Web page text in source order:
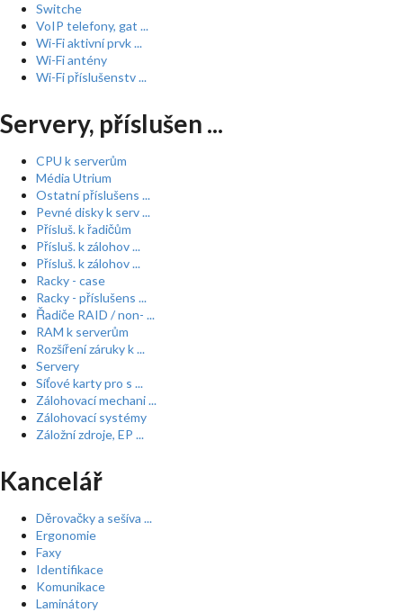
Switche
VoIP telefony, gat ...
Wi-Fi aktivní prvk ...
Wi-Fi antény
Wi-Fi příslušenstv ...
Servery, příslušen ...
CPU k serverům
Média Utrium
Ostatní příslušens ...
Pevné disky k serv ...
Přísluš. k řadičům
Přísluš. k zálohov ...
Přísluš. k zálohov ...
Racky - case
Racky - příslušens ...
Řadiče RAID / non- ...
RAM k serverům
Rozšíření záruky k ...
Servery
Síťové karty pro s ...
Zálohovací mechani ...
Zálohovací systémy
Záložní zdroje, EP ...
Kancelář
Děrovačky a sešíva ...
Ergonomie
Faxy
Identifikace
Komunikace
Laminátory